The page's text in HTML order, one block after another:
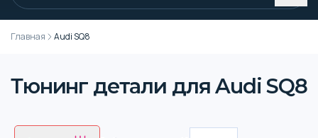
Главная Audi SQ8
Тюнинг детали для Audi SQ8